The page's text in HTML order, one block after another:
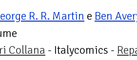
R. R. Martin e Ben
Collana - Italycomics -